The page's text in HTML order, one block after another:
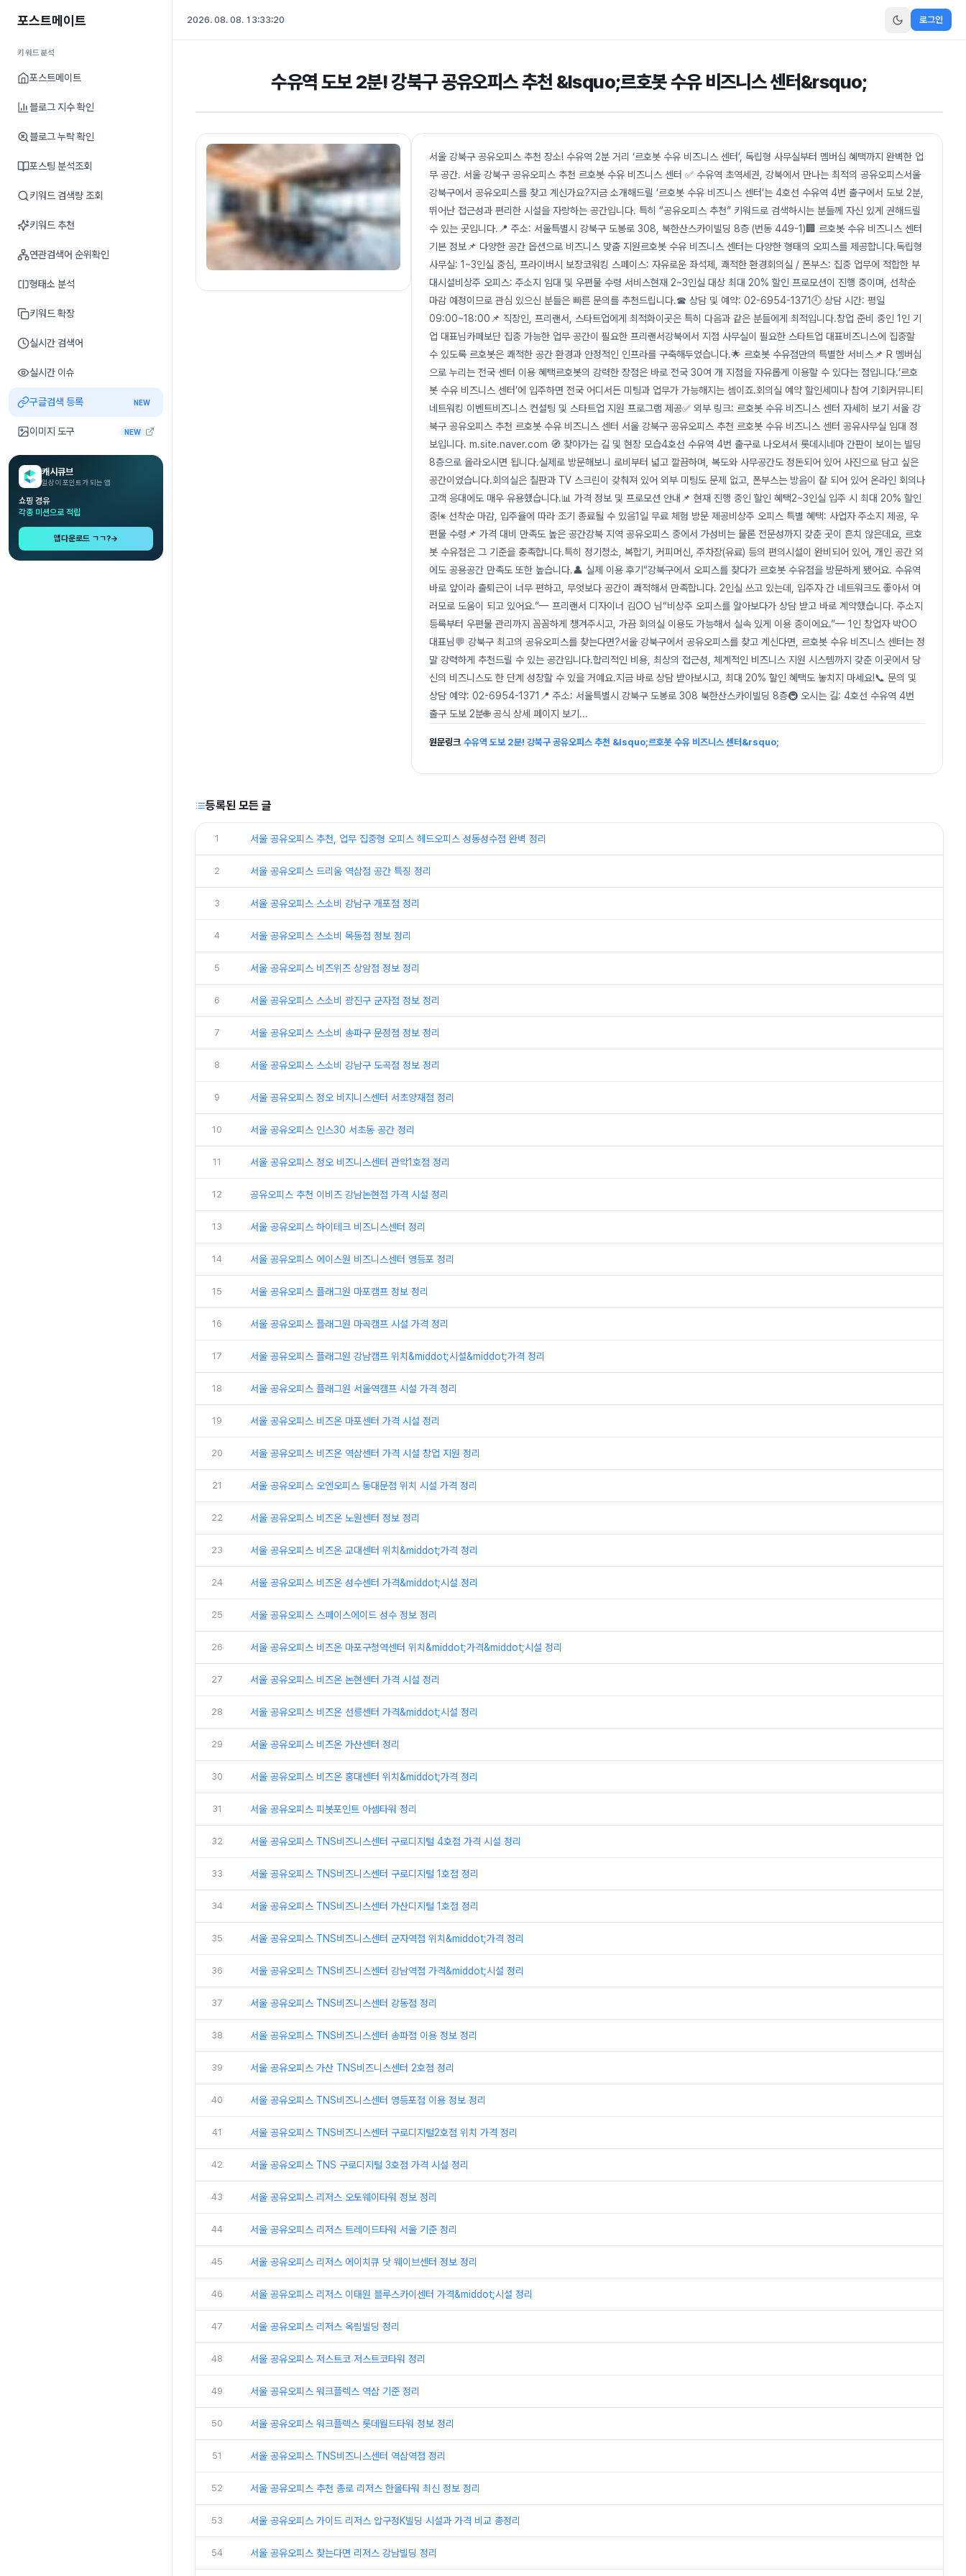
포스트메이트
키워드분석
포스트메이트
블로그 지수 확인
블로그 누락 확인
포스팅 분석조회
키워드 검색량 조회
키워드 추천
연관검색어 순위확인
형태소 분석
키워드 확장
실시간 검색어
실시간 이슈
구글검색 등록 NEW
이미지 도구 NEW
캐시큐브
일상이 포인트가 되는 앱
쇼핑 경유
각종 미션으로 적립
앱다운로드 ㄱㄱ?→
2026. 08. 08. 13:33:21 로그인
수유역 도보 2분! 강북구 공유오피스 추천 &lsquo;르호봇 수유 비즈니스 센터&rsquo;
서울 강북구 공유오피스 추천 장소! 수유역 2분 거리 ‘르호봇 수유 비즈니스 센터’, 독립형 사무실부터 멤버십 혜택까지 완벽한 업
무 공간. 서울 강북구 공유오피스 추천 르호봇 수유 비즈니스 센터 ✅ 수유역 초역세권, 강북에서 만나는 최적의 공유오피스서울
강북구에서 공유오피스를 찾고 계신가요?지금 소개해드릴 ‘르호봇 수유 비즈니스 센터’는 4호선 수유역 4번 출구에서 도보 2분,
뛰어난 접근성과 편리한 시설을 자랑하는 공간입니다. 특히 “공유오피스 추천” 키워드로 검색하시는 분들께 자신 있게 권해드릴
수 있는 곳입니다.📍 주소: 서울특별시 강북구 도봉로 308, 북한산스카이빌딩 8층 (번동 449-1)🏢 르호봇 수유 비즈니스 센터
기본 정보📌 다양한 공간 옵션으로 비즈니스 맞춤 지원르호봇 수유 비즈니스 센터는 다양한 형태의 오피스를 제공합니다.독립형
사무실: 1~3인실 중심, 프라이버시 보장코워킹 스페이스: 자유로운 좌석제, 쾌적한 환경회의실 / 폰부스: 집중 업무에 적합한 부
대시설비상주 오피스: 주소지 임대 및 우편물 수령 서비스현재 2~3인실 대상 최대 20% 할인 프로모션이 진행 중이며, 선착순
마감 예정이므로 관심 있으신 분들은 빠른 문의를 추천드립니다.☎ 상담 및 예약: 02-6954-1371🕘 상담 시간: 평일
09:00~18:00📌 직장인, 프리랜서, 스타트업에게 최적화이곳은 특히 다음과 같은 분들에게 최적입니다.창업 준비 중인 1인 기
업 대표님카페보단 집중 가능한 업무 공간이 필요한 프리랜서강북에서 지점 사무실이 필요한 스타트업 대표비즈니스에 집중할
수 있도록 르호봇은 쾌적한 공간 환경과 안정적인 인프라를 구축해두었습니다.🌟 르호봇 수유점만의 특별한 서비스📌 R 멤버십
으로 누리는 전국 센터 이용 혜택르호봇의 강력한 장점은 바로 전국 30여 개 지점을 자유롭게 이용할 수 있다는 점입니다.‘르호
봇 수유 비즈니스 센터’에 입주하면 전국 어디서든 미팅과 업무가 가능해지는 셈이죠.회의실 예약 할인세미나 참여 기회커뮤니티
네트워킹 이벤트비즈니스 컨설팅 및 스타트업 지원 프로그램 제공✅ 외부 링크: 르호봇 수유 비즈니스 센터 자세히 보기 서울 강
북구 공유오피스 추천 르호봇 수유 비즈니스 센터 서울 강북구 공유오피스 추천 르호봇 수유 비즈니스 센터 공유사무실 임대 정
보입니다. m.site.naver.com 🧭 찾아가는 길 및 현장 모습4호선 수유역 4번 출구로 나오셔서 롯데시네마 간판이 보이는 빌딩
8층으로 올라오시면 됩니다.실제로 방문해보니 로비부터 넓고 깔끔하며, 복도와 사무공간도 정돈되어 있어 사진으로 담고 싶은
공간이었습니다.회의실은 칠판과 TV 스크린이 갖춰져 있어 외부 미팅도 문제 없고, 폰부스는 방음이 잘 되어 있어 온라인 회의나
고객 응대에도 매우 유용했습니다.📊 가격 정보 및 프로모션 안내📌 현재 진행 중인 할인 혜택2~3인실 입주 시 최대 20% 할인
중!※ 선착순 마감, 입주율에 따라 조기 종료될 수 있음1일 무료 체험 방문 제공비상주 오피스 특별 혜택: 사업자 주소지 제공, 우
편물 수령📌 가격 대비 만족도 높은 공간강북 지역 공유오피스 중에서 가성비는 물론 전문성까지 갖춘 곳이 흔치 않은데요, 르호
봇 수유점은 그 기준을 충족합니다.특히 정기청소, 복합기, 커피머신, 주차장(유료) 등의 편의시설이 완비되어 있어, 개인 공간 외
에도 공용공간 만족도 또한 높습니다.👤 실제 이용 후기“강북구에서 오피스를 찾다가 르호봇 수유점을 방문하게 됐어요. 수유역
바로 앞이라 출퇴근이 너무 편하고, 무엇보다 공간이 쾌적해서 만족합니다. 2인실 쓰고 있는데, 입주자 간 네트워크도 좋아서 여
러모로 도움이 되고 있어요.”— 프리랜서 디자이너 김OO 님“비상주 오피스를 알아보다가 상담 받고 바로 계약했습니다. 주소지
등록부터 우편물 관리까지 꼼꼼하게 챙겨주시고, 가끔 회의실 이용도 가능해서 실속 있게 이용 중이에요.”— 1인 창업자 박OO
대표님💬 강북구 최고의 공유오피스를 찾는다면?서울 강북구에서 공유오피스를 찾고 계신다면, 르호봇 수유 비즈니스 센터는 정
말 강력하게 추천드릴 수 있는 공간입니다.합리적인 비용, 최상의 접근성, 체계적인 비즈니스 지원 시스템까지 갖춘 이곳에서 당
신의 비즈니스도 한 단계 성장할 수 있을 거예요.지금 바로 상담 받아보시고, 최대 20% 할인 혜택도 놓치지 마세요!📞 문의 및
상담 예약: 02-6954-1371📍 주소: 서울특별시 강북구 도봉로 308 북한산스카이빌딩 8층🚇 오시는 길: 4호선 수유역 4번
출구 도보 2분🌐 공식 상세 페이지 보기 ...
원문링크 수유역 도보 2분! 강북구 공유오피스 추천 &lsquo;르호봇 수유 비즈니스 센터&rsquo;
등록된 모든 글
1 서울 공유오피스 추천, 업무 집중형 오피스 헤드오피스 성동성수점 완벽 정리
2 서울 공유오피스 드리움 역삼점 공간 특징 정리
3 서울 공유오피스 스소비 강남구 개포점 정리
4 서울 공유오피스 스소비 목동점 정보 정리
5 서울 공유오피스 비즈위즈 상암점 정보 정리
6 서울 공유오피스 스소비 광진구 군자점 정보 정리
7 서울 공유오피스 스소비 송파구 문정점 정보 정리
8 서울 공유오피스 스소비 강남구 도곡점 정보 정리
9 서울 공유오피스 정오 비지니스센터 서초양재점 정리
10 서울 공유오피스 인스30 서초동 공간 정리
11 서울 공유오피스 정오 비즈니스센터 관악1호점 정리
12 공유오피스 추천 이비즈 강남논현점 가격 시설 정리
13 서울 공유오피스 하이테크 비즈니스센터 정리
14 서울 공유오피스 에이스원 비즈니스센터 영등포 정리
15 서울 공유오피스 플래그원 마포캠프 정보 정리
16 서울 공유오피스 플래그원 마곡캠프 시설 가격 정리
17 서울 공유오피스 플래그원 강남캠프 위치&middot;시설&middot;가격 정리
18 서울 공유오피스 플래그원 서울역캠프 시설 가격 정리
19 서울 공유오피스 비즈온 마포센터 가격 시설 정리
20 서울 공유오피스 비즈온 역삼센터 가격 시설 창업 지원 정리
21 서울 공유오피스 오엔오피스 동대문점 위치 시설 가격 정리
22 서울 공유오피스 비즈온 노원센터 정보 정리
23 서울 공유오피스 비즈온 교대센터 위치&middot;가격 정리
24 서울 공유오피스 비즈온 성수센터 가격&middot;시설 정리
25 서울 공유오피스 스페이스에이드 성수 정보 정리
26 서울 공유오피스 비즈온 마포구청역센터 위치&middot;가격&middot;시설 정리
27 서울 공유오피스 비즈온 논현센터 가격 시설 정리
28 서울 공유오피스 비즈온 선릉센터 가격&middot;시설 정리
29 서울 공유오피스 비즈온 가산센터 정리
30 서울 공유오피스 비즈온 홍대센터 위치&middot;가격 정리
31 서울 공유오피스 피봇포인트 아셈타워 정리
32 서울 공유오피스 TNS비즈니스센터 구로디지털 4호점 가격 시설 정리
33 서울 공유오피스 TNS비즈니스센터 구로디지털 1호점 정리
34 서울 공유오피스 TNS비즈니스센터 가산디지털 1호점 정리
35 서울 공유오피스 TNS비즈니스센터 군자역점 위치&middot;가격 정리
36 서울 공유오피스 TNS비즈니스센터 강남역점 가격&middot;시설 정리
37 서울 공유오피스 TNS비즈니스센터 강동점 정리
38 서울 공유오피스 TNS비즈니스센터 송파점 이용 정보 정리
39 서울 공유오피스 가산 TNS비즈니스센터 2호점 정리
40 서울 공유오피스 TNS비즈니스센터 영등포점 이용 정보 정리
41 서울 공유오피스 TNS비즈니스센터 구로디지털2호점 위치 가격 정리
42 서울 공유오피스 TNS 구로디지털 3호점 가격 시설 정리
43 서울 공유오피스 리저스 오토웨이타워 정보 정리
44 서울 공유오피스 리저스 트레이드타워 서울 기준 정리
45 서울 공유오피스 리저스 에이치큐 닷 웨이브센터 정보 정리
46 서울 공유오피스 리저스 이태원 블루스카이센터 가격&middot;시설 정리
47 서울 공유오피스 리저스 옥림빌딩 정리
48 서울 공유오피스 저스트코 저스트코타워 정리
49 서울 공유오피스 워크플렉스 역삼 기준 정리
50 서울 공유오피스 워크플렉스 롯데월드타워 정보 정리
51 서울 공유오피스 TNS비즈니스센터 역삼역점 정리
52 서울 공유오피스 추천 종로 리저스 한올타워 최신 정보 정리
53 서울 공유오피스 가이드 리저스 압구정K빌딩 시설과 가격 비교 총정리
54 서울 공유오피스 찾는다면 리저스 강남빌딩 정리